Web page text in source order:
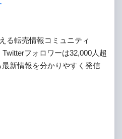
る転売情報コミュニティ
Twitterフォロワーは32,000人超
新情報を分かりやすく発信